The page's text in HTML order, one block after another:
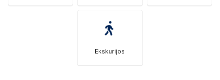
Ekskurijos